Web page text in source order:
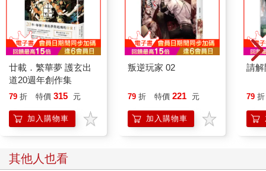
習慣的改變造成的影響，近似於飛機路線調整區區幾度產生的結
果。假設你要從洛杉磯飛到紐約，如果飛行員從洛杉磯國際機場
起飛時，將飛機的航向往南調三．五度，飛機就不會抵達紐約，
而會降落在華盛頓特區。如此細微的改變——機首偏移幾呎——
在起飛時幾乎難以察覺，但經過橫越整個美國的距離放大之後，
最終的降落地卻差了好幾百哩。
同樣地，日常習慣的微小改變也能將你的人生引導到非常不同的
目的地。做出好百分之一或糟百分之一的選擇，在當下似乎沒
差，但是經過橫越一生的時間放大，便會決定你是怎麼樣的人，
或是你能成為怎麼樣的人。造就成功的，是日常習慣，而不是千
載難逢的轉變。
話說回來，重要的不是你現在多成功或多不成功，而是你的習慣
是否把你放在通往成功的道路上。比起當前擁有的成果，你應該
廿載．繁華夢 護玄出
道20週年創作集
79 折 特價 315 元
加入購物車
叛逆玩家 02
79 折 特價 221 元
加入購物車
請解
79 折
其他人也看